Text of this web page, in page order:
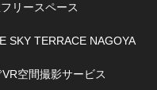
リースペース
SKY TERRACE NAGOYA
空間撮影サービス